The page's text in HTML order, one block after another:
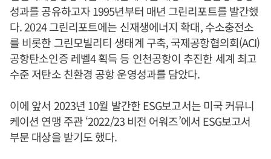
성과를 공유하고자 1995년부터 매년 그린리포트를 발간했
다. 2024 그린리포트에는 신재생에너지 확대, 수소충전소
를 비롯한 그린모빌리티 생태계 구축, 국제공항협의회(ACI)
공항탄소인증 레벨4 획득 등 인천공항이 추진한 세계 최고
수준 저탄소 친환경 공항 운영성과를 담았다.
이에 앞서 2023년 10월 발간한 ESG보고서는 미국 커뮤니
케이션 연맹 주관 ‘2022/23 비전 어워즈’에서 ESG보고서
부문 대상을 받기도 했다.